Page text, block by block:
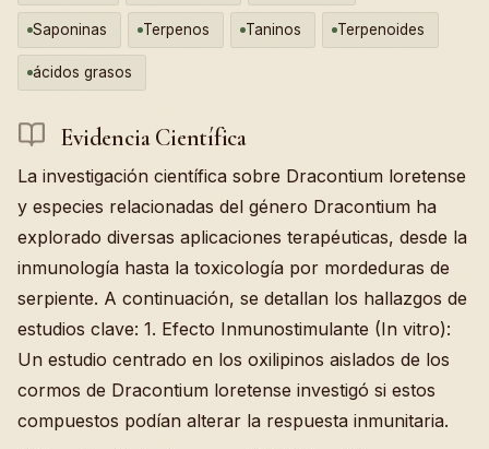
Saponinas Terpenos Taninos Terpenoides
ácidos grasos
Evidencia Científica
La investigación científica sobre Dracontium loretense
y especies relacionadas del género Dracontium ha
explorado diversas aplicaciones terapéuticas, desde la
inmunología hasta la toxicología por mordeduras de
serpiente. A continuación, se detallan los hallazgos de
estudios clave: 1. Efecto Inmunostimulante (In vitro):
Un estudio centrado en los oxilipinos aislados de los
cormos de Dracontium loretense investigó si estos
compuestos podían alterar la respuesta inmunitaria.